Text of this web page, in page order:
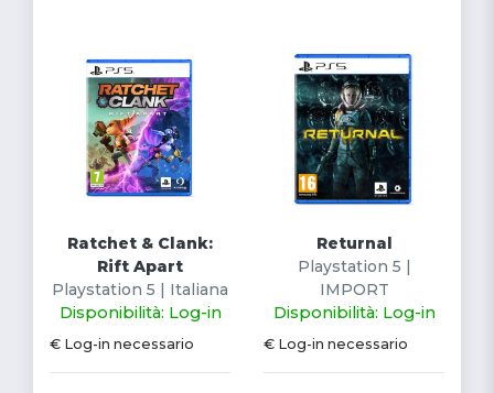
Ratchet & Clank:
Rift Apart
Playstation 5 | Italiana
Disponibilità: Log-in
€ Log-in necessario
Returnal
Playstation 5 |
IMPORT
Disponibilità: Log-in
€ Log-in necessario